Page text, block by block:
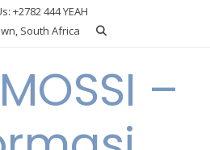
+2782 444 YEAH
South Africa
–